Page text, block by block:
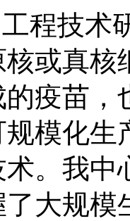
程技术
或真核
疫苗，
模化生
。我中
了大规模